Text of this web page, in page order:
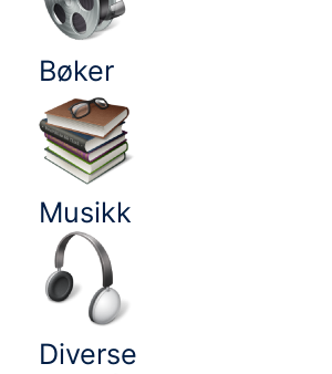
Bøker
Musikk
Diverse